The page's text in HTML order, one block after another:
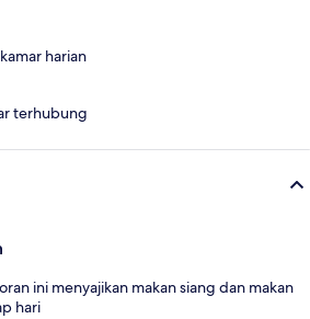
harian
terhubung
ini menyajikan makan siang dan makan
hari